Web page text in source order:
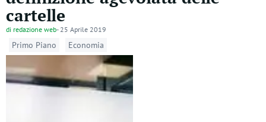
cartelle
di redazione web- 25 Aprile 2019
Primo Piano Economia